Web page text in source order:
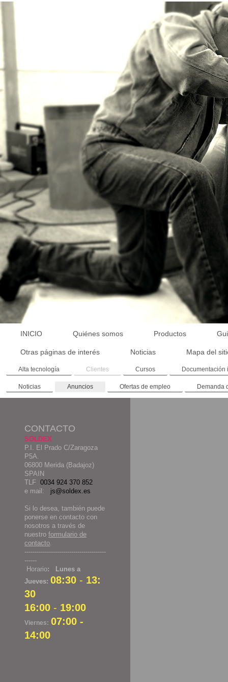
INICIO Quiénes somos Productos
Otras páginas de interés Noticias Mapa del
Alta tecnología Clientes Cursos Documentación
Noticias Anuncios Ofertas de empleo Demanda
CONTACTO
SOLDEX
P.I. El Prado C/Zaragoza
P5A.
06800 Merida (Badajoz)
SPAIN
TLF 0034 924 370 852
e mail:
js@soldex.es
Si lo desea, también puede
ponerse en contacto con
nosotros a través de
nuestro formulario de
contacto.
----------------------------------------
------
Horario: Lunes a
Jueves: 08:30 - 13:
30
16:00 - 19:00
Viernes: 07:00 -
14:00